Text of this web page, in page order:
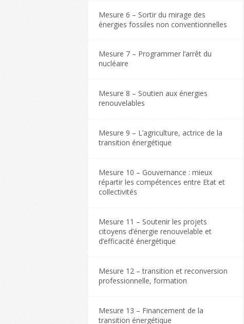
Mesure 6 – Sortir du mirage des
énergies fossiles non conventionnelles
Mesure 7 – Programmer l’arrêt du
nucléaire
Mesure 8 – Soutien aux énergies
renouvelables
Mesure 9 – L’agriculture, actrice de la
transition énergétique
Mesure 10 – Gouvernance : mieux
répartir les compétences entre Etat et
collectivités
Mesure 11 – Soutenir les projets
citoyens d’énergie renouvelable et
d’efficacité énergétique
Mesure 12 – transition et reconversion
professionnelle, formation
Mesure 13 – Financement de la
transition énergétique